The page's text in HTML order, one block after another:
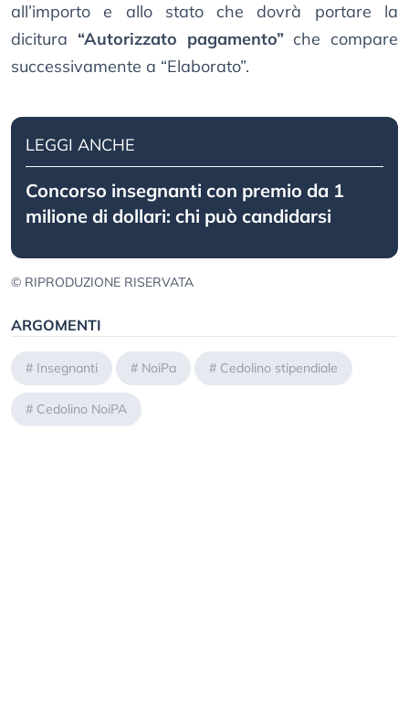
all’importo e allo stato che dovrà portare la
dicitura “Autorizzato pagamento” che compare
successivamente a “Elaborato”.
LEGGI ANCHE
Concorso insegnanti con premio da 1
milione di dollari: chi può candidarsi
© RIPRODUZIONE RISERVATA
ARGOMENTI
# Insegnanti # NoiPa # Cedolino stipendiale
# Cedolino NoiPA